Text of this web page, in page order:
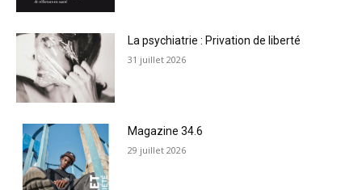
La psychiatrie : Privation de liberté
31 juillet 2026
Magazine 34.6
29 juillet 2026